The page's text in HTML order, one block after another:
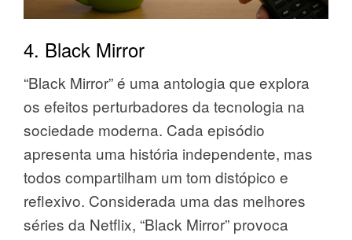
4. Black Mirror
“Black Mirror” é uma antologia que explora
os efeitos perturbadores da tecnologia na
sociedade moderna. Cada episódio
apresenta uma história independente, mas
todos compartilham um tom distópico e
reflexivo. Considerada uma das melhores
séries da Netflix, “Black Mirror” provoca